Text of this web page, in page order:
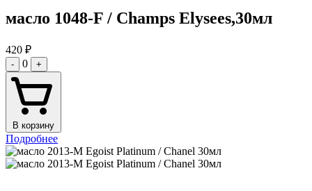
масло 1048-F / Champs Elysees,30мл
420 ₽
- 0 +
В корзину
Подробнее